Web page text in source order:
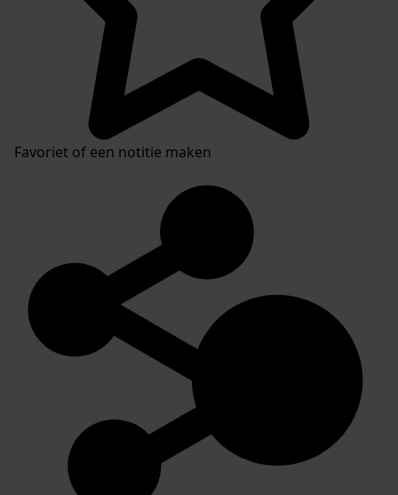
Favoriet of een notitie maken